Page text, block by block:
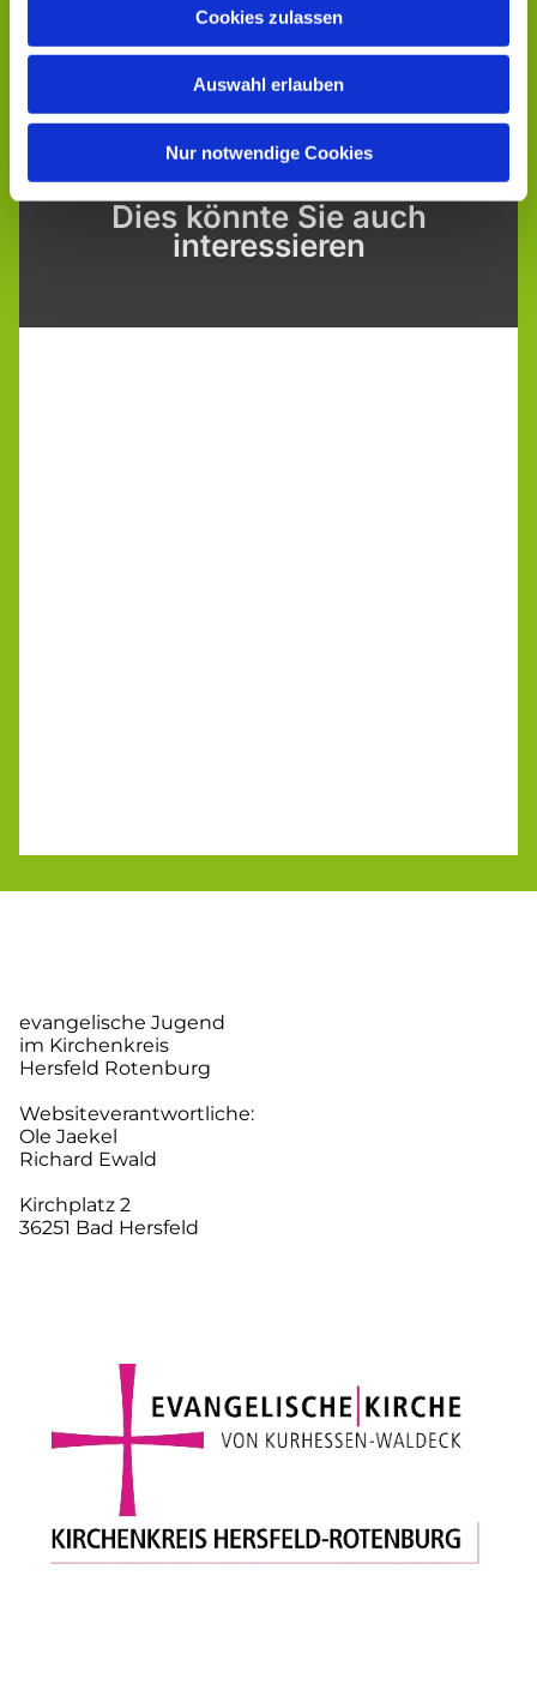
Cookies zulassen
Auswahl erlauben
Nur notwendige Cookies
Dies könnte Sie auch
interessieren
evangelische Jugend
im Kirchenkreis
Hersfeld Rotenburg
Websiteverantwortliche:
Ole Jaekel
Richard Ewald
Kirchplatz 2
36251 Bad Hersfeld